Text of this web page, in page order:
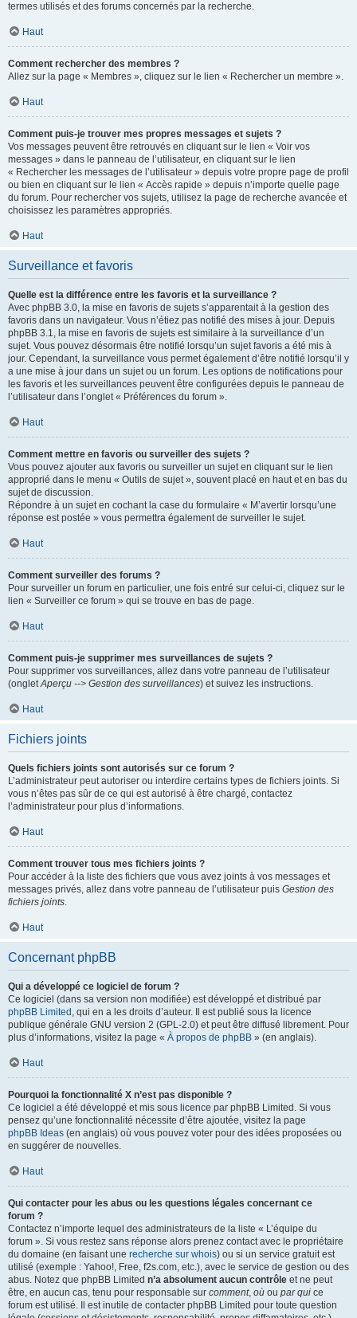
termes utilisés et des forums concernés par la recherche.
Haut
Comment rechercher des membres ?
Allez sur la page « Membres », cliquez sur le lien « Rechercher un membre ».
Haut
Comment puis-je trouver mes propres messages et sujets ?
Vos messages peuvent être retrouvés en cliquant sur le lien « Voir vos
messages » dans le panneau de l’utilisateur, en cliquant sur le lien
« Rechercher les messages de l’utilisateur » depuis votre propre page de profil
ou bien en cliquant sur le lien « Accès rapide » depuis n’importe quelle page
du forum. Pour rechercher vos sujets, utilisez la page de recherche avancée et
choisissez les paramètres appropriés.
Haut
Surveillance et favoris
Quelle est la différence entre les favoris et la surveillance ?
Avec phpBB 3.0, la mise en favoris de sujets s’apparentait à la gestion des
favoris dans un navigateur. Vous n’étiez pas notifié des mises à jour. Depuis
phpBB 3.1, la mise en favoris de sujets est similaire à la surveillance d’un
sujet. Vous pouvez désormais être notifié lorsqu’un sujet favoris a été mis à
jour. Cependant, la surveillance vous permet également d’être notifié lorsqu’il y
a une mise à jour dans un sujet ou un forum. Les options de notifications pour
les favoris et les surveillances peuvent être configurées depuis le panneau de
l’utilisateur dans l’onglet « Préférences du forum ».
Haut
Comment mettre en favoris ou surveiller des sujets ?
Vous pouvez ajouter aux favoris ou surveiller un sujet en cliquant sur le lien
approprié dans le menu « Outils de sujet », souvent placé en haut et en bas du
sujet de discussion.
Répondre à un sujet en cochant la case du formulaire « M’avertir lorsqu’une
réponse est postée » vous permettra également de surveiller le sujet.
Haut
Comment surveiller des forums ?
Pour surveiller un forum en particulier, une fois entré sur celui-ci, cliquez sur le
lien « Surveiller ce forum » qui se trouve en bas de page.
Haut
Comment puis-je supprimer mes surveillances de sujets ?
Pour supprimer vos surveillances, allez dans votre panneau de l’utilisateur
(ongletAperçu --> Gestion des surveillances) et suivez les instructions.
Haut
Fichiers joints
Quels fichiers joints sont autorisés sur ce forum ?
L’administrateur peut autoriser ou interdire certains types de fichiers joints. Si
vous n’êtes pas sûr de ce qui est autorisé à être chargé, contactez
l’administrateur pour plus d’informations.
Haut
Comment trouver tous mes fichiers joints ?
Pour accéder à la liste des fichiers que vous avez joints à vos messages et
messages privés, allez dans votre panneau de l’utilisateur puis Gestion des
fichiers joints.
Haut
Concernant phpBB
Qui a développé ce logiciel de forum ?
Ce logiciel (dans sa version non modifiée) est développé et distribué par
phpBB Limited , qui en a les droits d’auteur. Il est publié sous la licence
publique générale GNU version 2 (GPL-2.0) et peut être diffusé librement. Pour
plus d’informations, visitez la page « À propos de phpBB » (en anglais).
Haut
Pourquoi la fonctionnalité X n’est pas disponible ?
Ce logiciel a été développé et mis sous licence par phpBB Limited. Si vous
pensez qu’une fonctionnalité nécessite d’être ajoutée, visitez la page
phpBB Ideas (en anglais) où vous pouvez voter pour des idées proposées ou
en suggérer de nouvelles.
Haut
Qui contacter pour les abus ou les questions légales concernant ce
forum ?
Contactez n’importe lequel des administrateurs de la liste « L’équipe du
forum ». Si vous restez sans réponse alors prenez contact avec le propriétaire
du domaine (en faisant une recherche sur whois) ou si un service gratuit est
utilisé (exemple : Yahoo!, Free, f2s.com, etc.), avec le service de gestion ou des
abus. Notez que phpBB Limited n’a absolument aucun contrôle et ne peut
être, en aucun cas, tenu pour responsable sur comment, où ou par qui ce
forum est utilisé. Il est inutile de contacter phpBB Limited pour toute question